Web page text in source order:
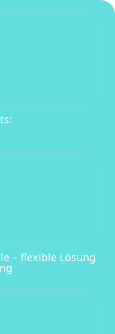
– flexible Lösung